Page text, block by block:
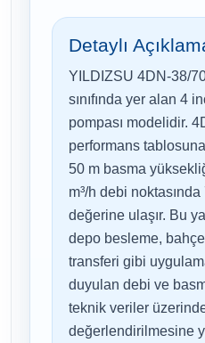
Detaylı
YILDIZSU 4DN-38/
sınıfında yer alan 4
pompası modelidir.
performans
50 m basma
m³/h debi
değerine ulaşır. Bu
depo besleme,
transferi gibi
duyulan debi ve
teknik veriler
değerlendirilmesine